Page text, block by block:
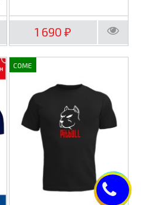
1 690₽
COME